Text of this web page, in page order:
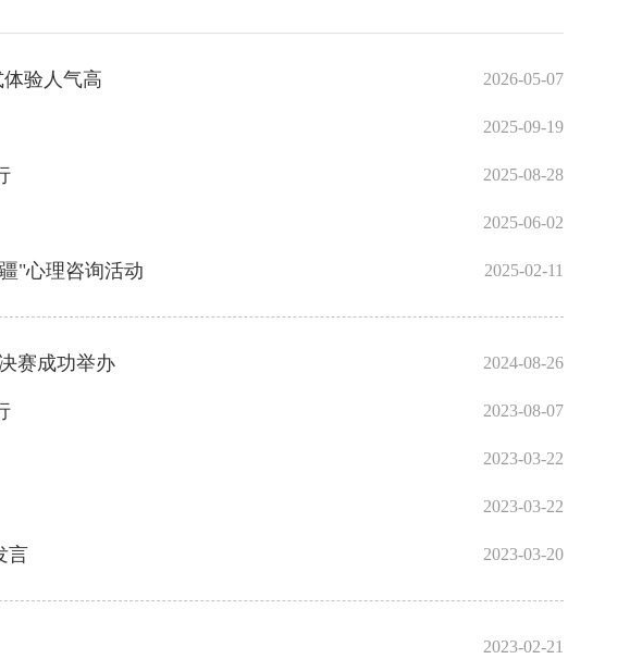
验人气高 2026-05-07
2025-09-19
2025-08-28
2025-06-02
"心理咨询活动 2025-02-11
赛成功举办 2024-08-26
2023-08-07
2023-03-22
2023-03-22
言 2023-03-20
2023-02-21